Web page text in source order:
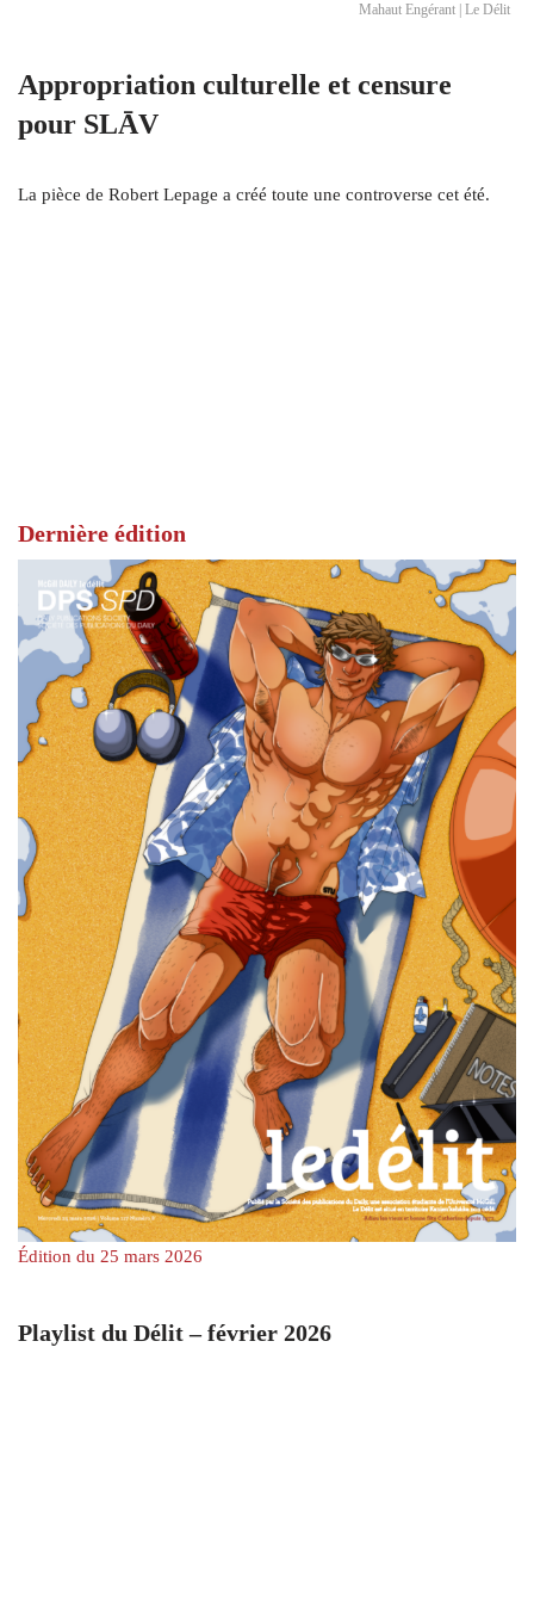
Mahaut Engérant | Le Délit
Appropriation culturelle et censure
pour SLĀV
La pièce de Robert Lepage a créé toute une controverse cet été.
Dernière édition
Édition du 25 mars 2026
Playlist du Délit – février 2026